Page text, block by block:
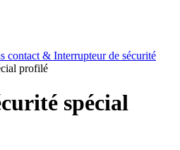
contact & Interrupteur de sécurité
profilé
spécial